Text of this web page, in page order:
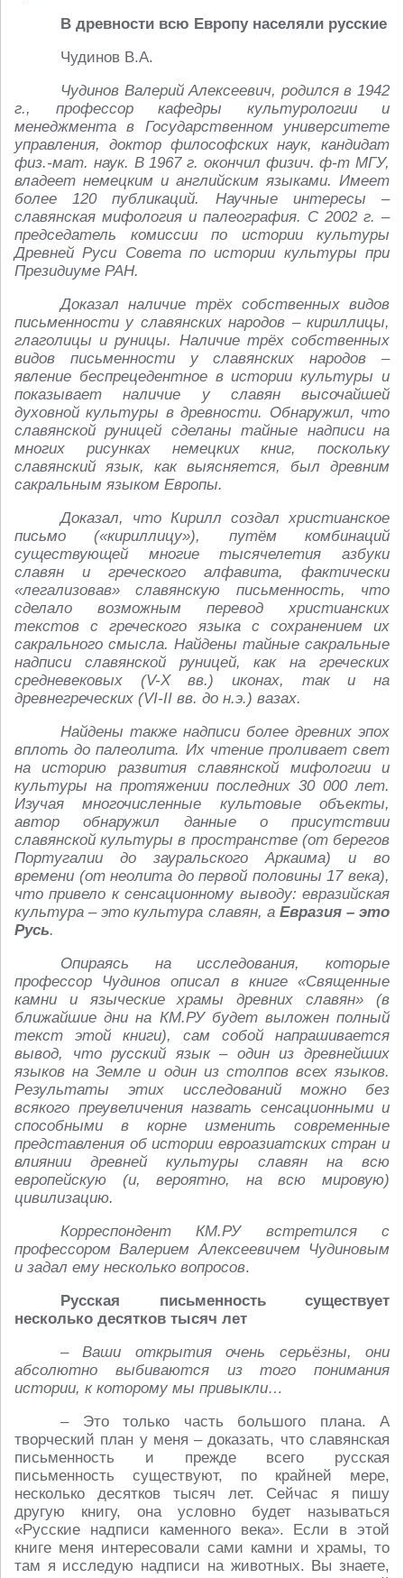
В древности всю Европу населяли русские
Чудинов В.А.
Чудинов Валерий Алексеевич, родился в 1942
г., профессор кафедры культурологии и
менеджмента в Государственном университете
управления, доктор философских наук, кандидат
физ.-мат. наук. В 1967 г. окончил физич. ф-т МГУ,
владеет немецким и английским языками. Имеет
более 120 публикаций. Научные интересы –
славянская мифология и палеография. С 2002 г. –
председатель комиссии по истории культуры
Древней Руси Совета по истории культуры при
Президиуме РАН.
Доказал наличие трёх собственных видов
письменности у славянских народов – кириллицы,
глаголицы и руницы. Наличие трёх собственных
видов письменности у славянских народов –
явление беспрецедентное в истории культуры и
показывает наличие у славян высочайшей
духовной культуры в древности. Обнаружил, что
славянской руницей сделаны тайные надписи на
многих рисунках немецких книг, поскольку
славянский язык, как выясняется, был древним
сакральным языком Европы.
Доказал, что Кирилл создал христианское
письмо («кириллицу»), путём комбинаций
существующей многие тысячелетия азбуки
славян и греческого алфавита, фактически
«легализовав» славянскую письменность, что
сделало возможным перевод христианских
текстов с греческого языка с сохранением их
сакрального смысла. Найдены тайные сакральные
надписи славянской руницей, как на греческих
средневековых (V-X вв.) иконах, так и на
древнегреческих (VI-II вв. до н.э.) вазах.
Найдены также надписи более древних эпох
вплоть до палеолита. Их чтение проливает свет
на историю развития славянской мифологии и
культуры на протяжении последних 30 000 лет.
Изучая многочисленные культовые объекты,
автор обнаружил данные о присутствии
славянской культуры в пространстве (от берегов
Португалии до зауральского Аркаима) и во
времени (от неолита до первой половины 17 века),
что привело к сенсационному выводу: евразийская
культура – это культура славян, а Евразия – это
Русь.
Опираясь на исследования, которые
профессор Чудинов описал в книге «Священные
камни и языческие храмы древних славян» (в
ближайшие дни на КМ.РУ будет выложен полный
текст этой книги), сам собой напрашивается
вывод, что русский язык – один из древнейших
языков на Земле и один из столпов всех языков.
Результаты этих исследований можно без
всякого преувеличения назвать сенсационными и
способными в корне изменить современные
представления об истории евроазиатских стран и
влиянии древней культуры славян на всю
европейскую (и, вероятно, на всю мировую)
цивилизацию.
Корреспондент КМ.РУ встретился с
профессором Валерием Алексеевичем Чудиновым
и задал ему несколько вопросов.
Русская письменность существует
несколько десятков тысяч лет
– Ваши открытия очень серьёзны, они
абсолютно выбиваются из того понимания
истории, к которому мы привыкли…
– Это только часть большого плана. А
творческий план у меня – доказать, что славянская
письменность и прежде всего русская
письменность существуют, по крайней мере,
несколько десятков тысяч лет. Сейчас я пишу
другую книгу, она условно будет называться
«Русские надписи каменного века». Если в этой
книге меня интересовали сами камни и храмы, то
там я исследую надписи на животных. Вы знаете,